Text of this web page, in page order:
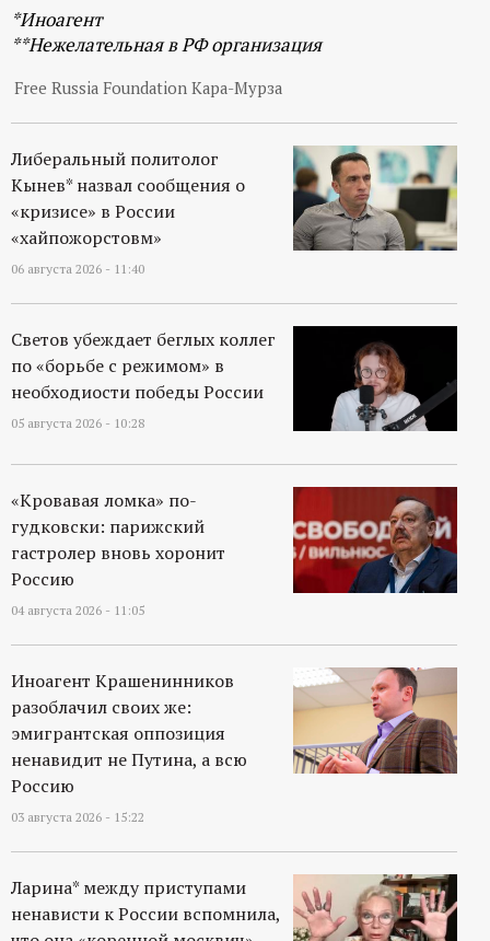
т
а
л
*Иноагент
**Нежелательная в РФ организация
Free Russia Foundation Кара-Мурза
Либеральный политолог
Кынев* назвал сообщения о
«кризисе» в России
«хайпожорстовм»
06 августа 2026 - 11:40
Светов убеждает беглых коллег
по «борьбе с режимом» в
необходиости победы России
05 августа 2026 - 10:28
«Кровавая ломка» по-
гудковски: парижский
гастролер вновь хоронит
Россию
04 августа 2026 - 11:05
Иноагент Крашенинников
разоблачил своих же:
эмигрантская оппозиция
ненавидит не Путина, а всю
Россию
03 августа 2026 - 15:22
Ларина* между приступами
ненависти к России вспомнила,